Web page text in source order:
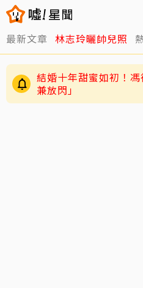
最新文章 林志玲曬帥兒照
結婚十年甜蜜如初！
兼放閃」